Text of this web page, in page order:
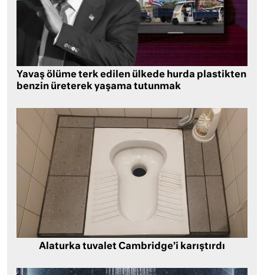
Yavaş ölüme terk edilen ülkede hurda plastikten
benzin üreterek yaşama tutunmak
Alaturka tuvalet Cambridge’i karıştırdı